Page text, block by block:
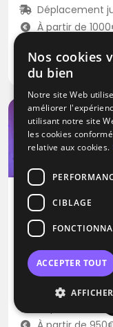
Déplacement
À partir de
Contacter
DJ
Monstro
Dance Disco
Torcieu (01)
Nos cookies
du bien
Notre site Web
améliorer
utilisant notre site
les cookies
relative aux cookies.
CIBLAGE
ACCEPTER TOUT